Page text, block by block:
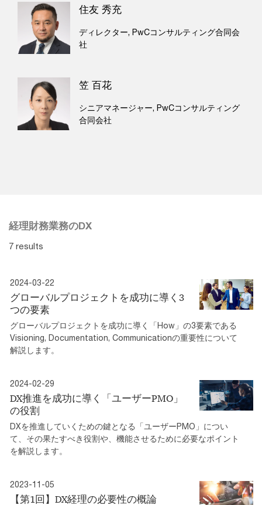
住友 秀充
ディレクター, PwCコンサルティング合同会
社
笠 百花
シニアマネージャー, PwCコンサルティング
合同会社
経理財務業務のDX
7 results
2024-03-22
グローバルプロジェクトを成功に導く3
つの要素
グローバルプロジェクトを成功に導く「How」の3要素である
Visioning, Documentation, Communicationの重要性について
解説します。
2024-02-29
DX推進を成功に導く「ユーザーPMO」
の役割
DXを推進していくための鍵となる「ユーザーPMO」につい
て、その果たすべき役割や、機能させるために必要なポイント
を解説します。
2023-11-05
【第1回】DX経理の必要性の概論